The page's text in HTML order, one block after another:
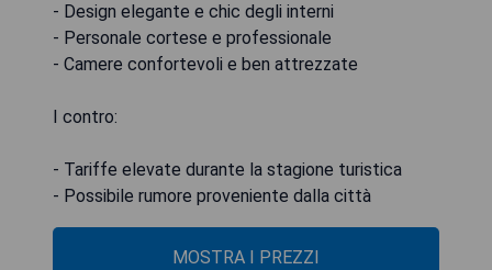
- Design elegante e chic degli interni
- Personale cortese e professionale
- Camere confortevoli e ben attrezzate
I contro:
- Tariffe elevate durante la stagione turistica
- Possibile rumore proveniente dalla città
MOSTRA I PREZZI